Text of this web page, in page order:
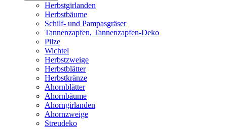
Herbstgirlanden
Herbstbäume
Schilf- und Pampasgräser
Tannenzapfen, Tannenzapfen-Deko
Pilze
Wichtel
Herbstzweige
Herbstblätter
Herbstkränze
Ahornblätter
Ahornbäume
Ahorngirlanden
Ahornzweige
Streudeko